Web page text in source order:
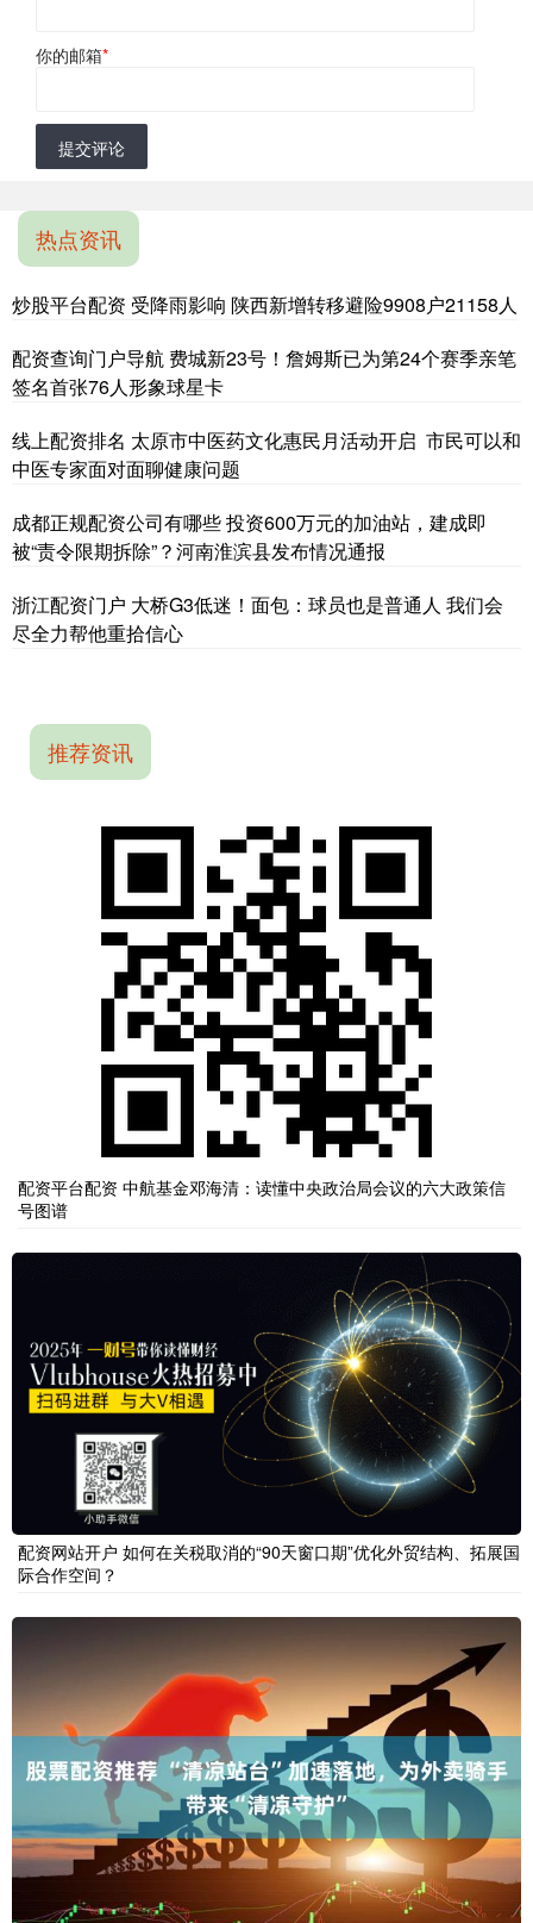
你的邮箱*
提交评论
热点资讯
炒股平台配资 受降雨影响 陕西新增转移避险9908户21158人
配资查询门户导航 费城新23号！詹姆斯已为第24个赛季亲笔
签名首张76人形象球星卡
线上配资排名 太原市中医药文化惠民月活动开启 市民可以和
中医专家面对面聊健康问题
成都正规配资公司有哪些 投资600万元的加油站，建成即
被“责令限期拆除”？河南淮滨县发布情况通报
浙江配资门户 大桥G3低迷！面包：球员也是普通人 我们会
尽全力帮他重拾信心
推荐资讯
配资平台配资 中航基金邓海清：读懂中央政治局会议的六大政策信
号图谱
配资网站开户 如何在关税取消的“90天窗口期”优化外贸结构、拓展国
际合作空间？